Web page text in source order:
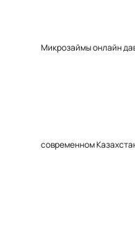
Микрозаймы онлайн
современном